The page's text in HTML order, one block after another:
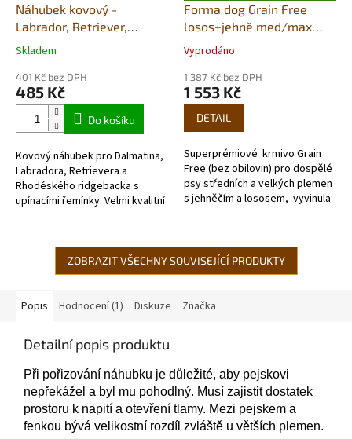
Náhubek kovový -
Labrador, Retriever,
Rhodeský ridgeback - fena
Průměrné
produktu
je
hvězdiček.
Skladem
401 Kč bez DPH
485 Kč
Do košíku
Kovový náhubek pro Dalmatina,
Labradora, Retrievera a
Rhodéského ridgebacka s
upínacími řemínky. Velmi kvalitní
D
A
R
Forma dog Grain Free
losos+jehně med/max
Průměrné
produktu
je
hvězdiček.
Vyprodáno
1 387 Kč bez DPH
1 553 Kč
DETAIL
Superprémiové krmivo Grain
Free (bez obilovin) pro dospělé
psy středních a velkých plemen
s jehněčím a lososem, vyvinula
ZOBRAZIT VŠECHNY SOUVISEJÍCÍ PRODUKTY
Popis Hodnocení (1) Diskuze Značka
Detailní popis produktu
Při pořizování náhubku je důležité, aby pejskovi
nepřekážel a byl mu pohodlný. Musí zajistit dostatek
prostoru k napití a otevření tlamy. Mezi pejskem a
fenkou bývá velikostní rozdíl zvláště u větších plemen.